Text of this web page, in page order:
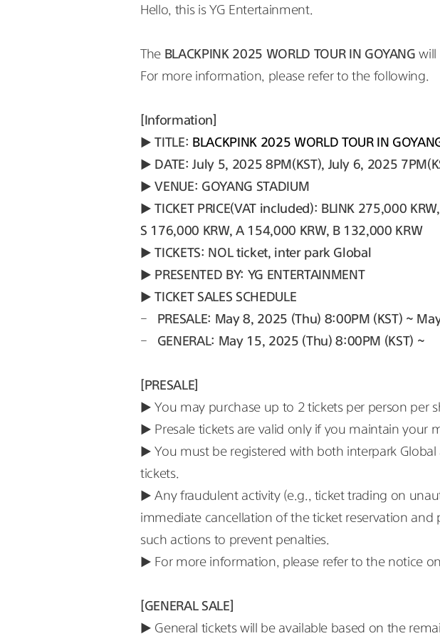
Hello, this is YG Entertainment.
The BLACKPINK 2025 WORLD TOUR IN GOYANG will
For more information, please refer to the following.
[Information]
▶ TITLE: BLACKPINK 2025 WORLD TOUR IN
▶ DATE: July 5, 2025 8PM(KST), July 6, 2025
▶ VENUE: GOYANG STADIUM
▶ TICKET PRICE(VAT included): BLINK 275,000
S 176,000 KRW, A 154,000 KRW, B 132,000 KRW
▶ TICKETS: NOL ticket, inter park Global
▶ PRESENTED BY: YG ENTERTAINMENT
▶ TICKET SALES SCHEDULE
-
PRESALE: May 8, 2025 (Thu) 8:00PM (KST) ~
- GENERAL: May 15, 2025 (Thu) 8:00PM (KST) ~
[PRESALE]
▶ You may purchase up to 2 tickets per person per
▶ Presale tickets are valid only if you maintain
▶ You must be registered with both interpark Global
tickets.
▶ Any fraudulent activity (e.g., ticket trading on
immediate cancellation of the ticket reservation
such actions to prevent penalties.
▶ For more information, please refer to the notice on
[GENERAL SALE]
▶ General tickets will be available based on the